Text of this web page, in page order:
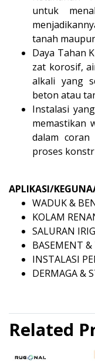
untuk
tanah
Daya Tahan
zat korosif,
alkali yang
beton atau
Instalasi
memastikan
dalam
proses
APLIKASI/
WADUK &
KOLAM
SALURAN
BASEMENT &
INSTALASI
DERMAGA &
Related